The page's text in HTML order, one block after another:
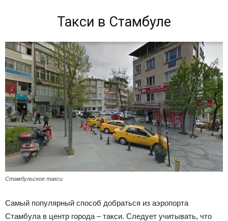
Такси в Стамбуле
Стамбульское такси
Самый популярный способ добраться из аэропорта
Стамбула в центр города – такси. Следует учитывать, что